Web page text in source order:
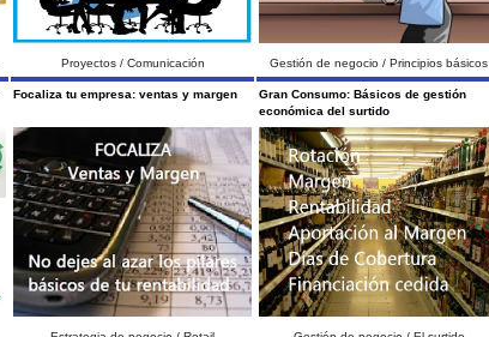
Proyectos / Comunicación Gestión de negocio / Principios básicos
Focaliza tu empresa: ventas y margen
Gran Consumo: Básicos de gestión
económica del surtido